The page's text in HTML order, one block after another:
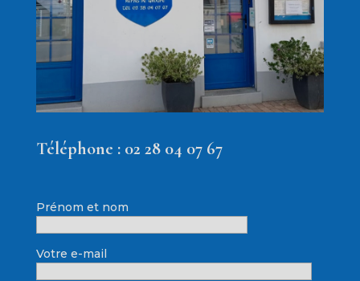
Téléphone : 02 28 04 07 67
Prénom et nom
Votre e-mail